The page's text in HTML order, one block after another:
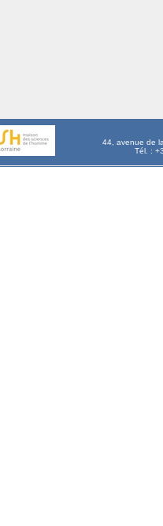
44, avenue de
Tél. :